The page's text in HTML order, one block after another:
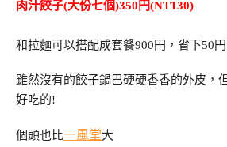
肉汁餃子(大份七個)350円(NT130)
和拉麵可以搭配成套餐900円，省下50円
雖然沒有的餃子鍋巴硬硬香香的外皮，
好吃的!
個頭也比一風堂大